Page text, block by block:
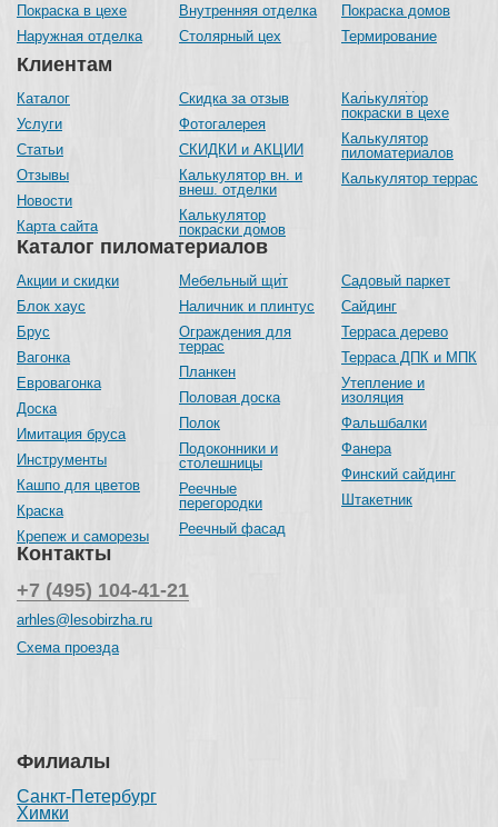
Каталог пиломатериалов
Акции и скидки
Блок хаус
Брус
Вагонка
Евровагонка
Доска
Имитация бруса
Инструменты
Кашпо для цветов
Краска
Крепеж и саморезы
Мебельный щит
Наличник и плинтус
Ограждения для
террас
Планкен
Половая доска
Полок
Подоконники и
столешницы
Реечные
перегородки
Реечный фасад
Садовый паркет
Сайдинг
Терраса дерево
Терраса ДПК и МПК
Утепление и
изоляция
Фальшбалки
Фанера
Финский сайдинг
Штакетник
Покраска в цехе
Наружная отделка
Внутренняя отделка
Столярный цех
Покраска домов
Термирование
Клиентам
Каталог
Услуги
Статьи
Отзывы
Новости
Карта сайта
Скидка за отзыв
Фотогалерея
СКИДКИ и АКЦИИ
Калькулятор вн. и
внеш. отделки
Калькулятор
покраски домов
Калькулятор
покраски в цехе
Калькулятор
пиломатериалов
Калькулятор террас
Контакты
+7 (495) 104-41-21
arhles@lesobirzha.ru
Схема проезда
Филиалы
Санкт-Петербург
Химки